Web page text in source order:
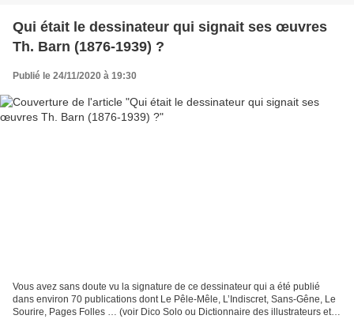
Qui était le dessinateur qui signait ses œuvres
Th. Barn (1876-1939) ?
Publié le 24/11/2020 à 19:30
Vous avez sans doute vu la signature de ce dessinateur qui a été publié
dans environ 70 publications dont Le Pêle-Mêle, L’Indiscret, Sans-Gêne, Le
Sourire, Pages Folles … (voir Dico Solo ou Dictionnaire des illustrateurs et